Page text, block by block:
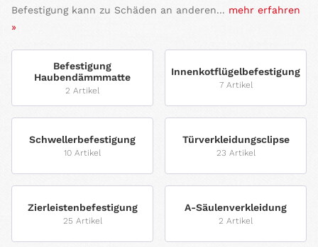
Befestigung kann zu Schäden an anderen... mehr erfahren
»
Befestigung
Haubendämmmatte
2 Artikel
Innenkotflügelbefestigung
7 Artikel
Schwellerbefestigung
10 Artikel
Türverkleidungsclipse
23 Artikel
Zierleistenbefestigung
25 Artikel
A-Säulenverkleidung
2 Artikel